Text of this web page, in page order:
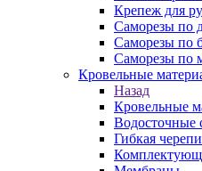
Крепеж для
Саморезы по
Саморезы по
Саморезы по
Кровельные
Назад
Кровельные
Водосточные
Гибкая